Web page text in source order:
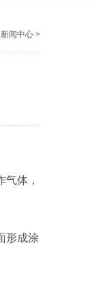
新闻中心>
体，
形成涂